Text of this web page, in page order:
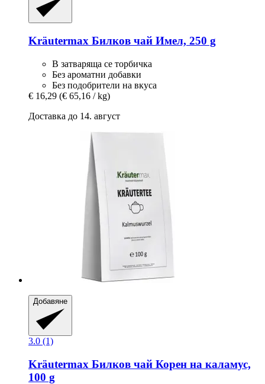
Kräutermax Билков чай Имел, 250 g
В затваряща се торбичка
Без ароматни добавки
Без подобрители на вкуса
€ 16,29 (€ 65,16 / kg)
Доставка до 14. август
Добавяне
3.0 (1)
Kräutermax Билков чай Корен на каламус,
100 g